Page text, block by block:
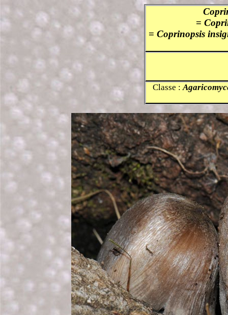
=
= Coprinopsis
Classe :